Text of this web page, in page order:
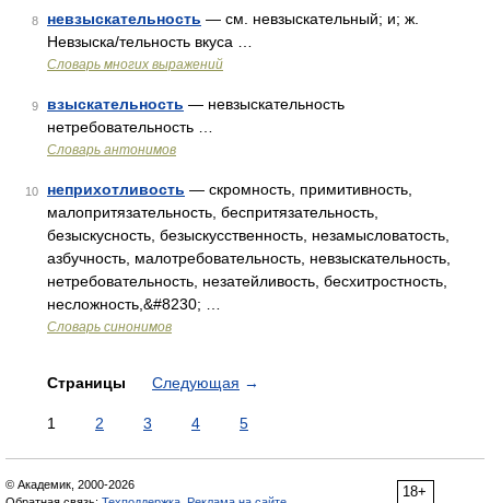
8 невзыскательность — см. невзыскательный; и; ж.
Невзыска/тельность вкуса …
Словарь многих выражений
9 взыскательность — невзыскательность
нетребовательность …
Словарь антонимов
10 неприхотливость — скромность, примитивность,
малопритязательность, беспритязательность,
безыскусность, безыскусственность, незамысловатость,
азбучность, малотребовательность, невзыскательность,
нетребовательность, незатейливость, бесхитростность,
несложность,&#8230; …
Словарь синонимов
Страницы Следующая →
1 2 3 4 5
18+
© Академик, 2000-2026